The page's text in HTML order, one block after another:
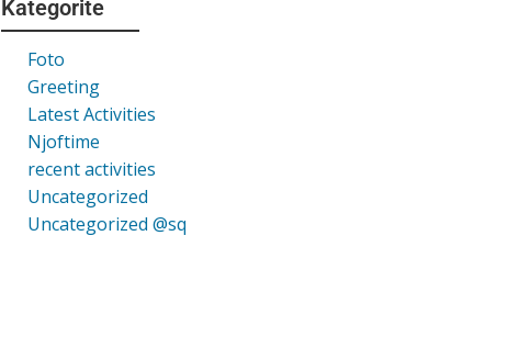
Kategorite
Foto
Greeting
Latest Activities
Njoftime
recent activities
Uncategorized
Uncategorized @sq